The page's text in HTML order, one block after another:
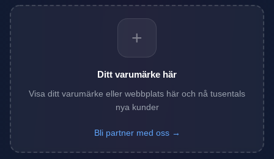
+
Ditt varumärke här
Visa ditt varumärke eller webbplats här och nå tusentals
nya kunder
Bli partner med oss →